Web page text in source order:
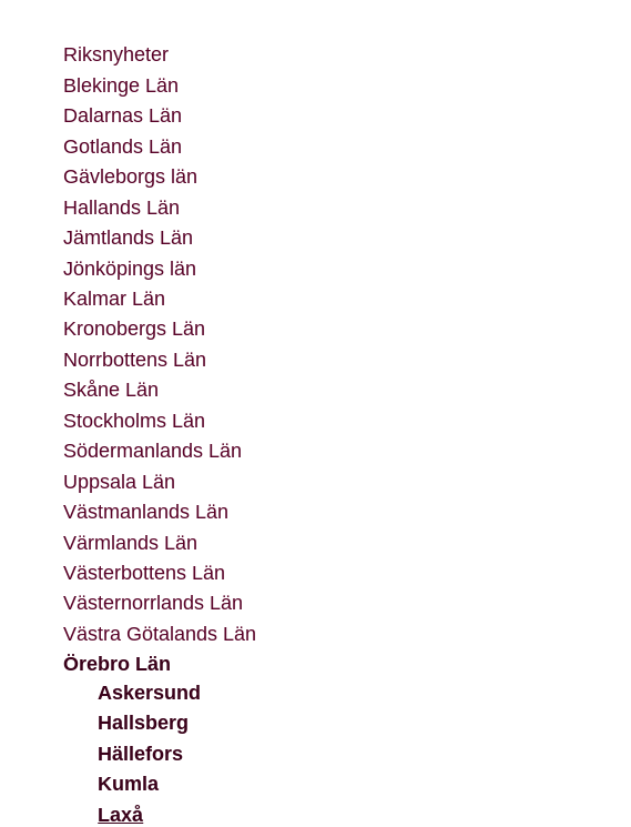
Riksnyheter
Blekinge Län
Dalarnas Län
Gotlands Län
Gävleborgs län
Hallands Län
Jämtlands Län
Jönköpings län
Kalmar Län
Kronobergs Län
Norrbottens Län
Skåne Län
Stockholms Län
Södermanlands Län
Uppsala Län
Västmanlands Län
Värmlands Län
Västerbottens Län
Västernorrlands Län
Västra Götalands Län
Örebro Län
Askersund
Hallsberg
Hällefors
Kumla
Laxå